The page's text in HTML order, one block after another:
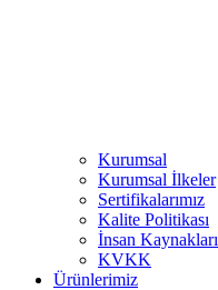
Kurumsal
Kurumsal İlkeler
Sertifikalarımız
Kalite Politikası
İnsan Kaynakları
KVKK
Ürünlerimiz